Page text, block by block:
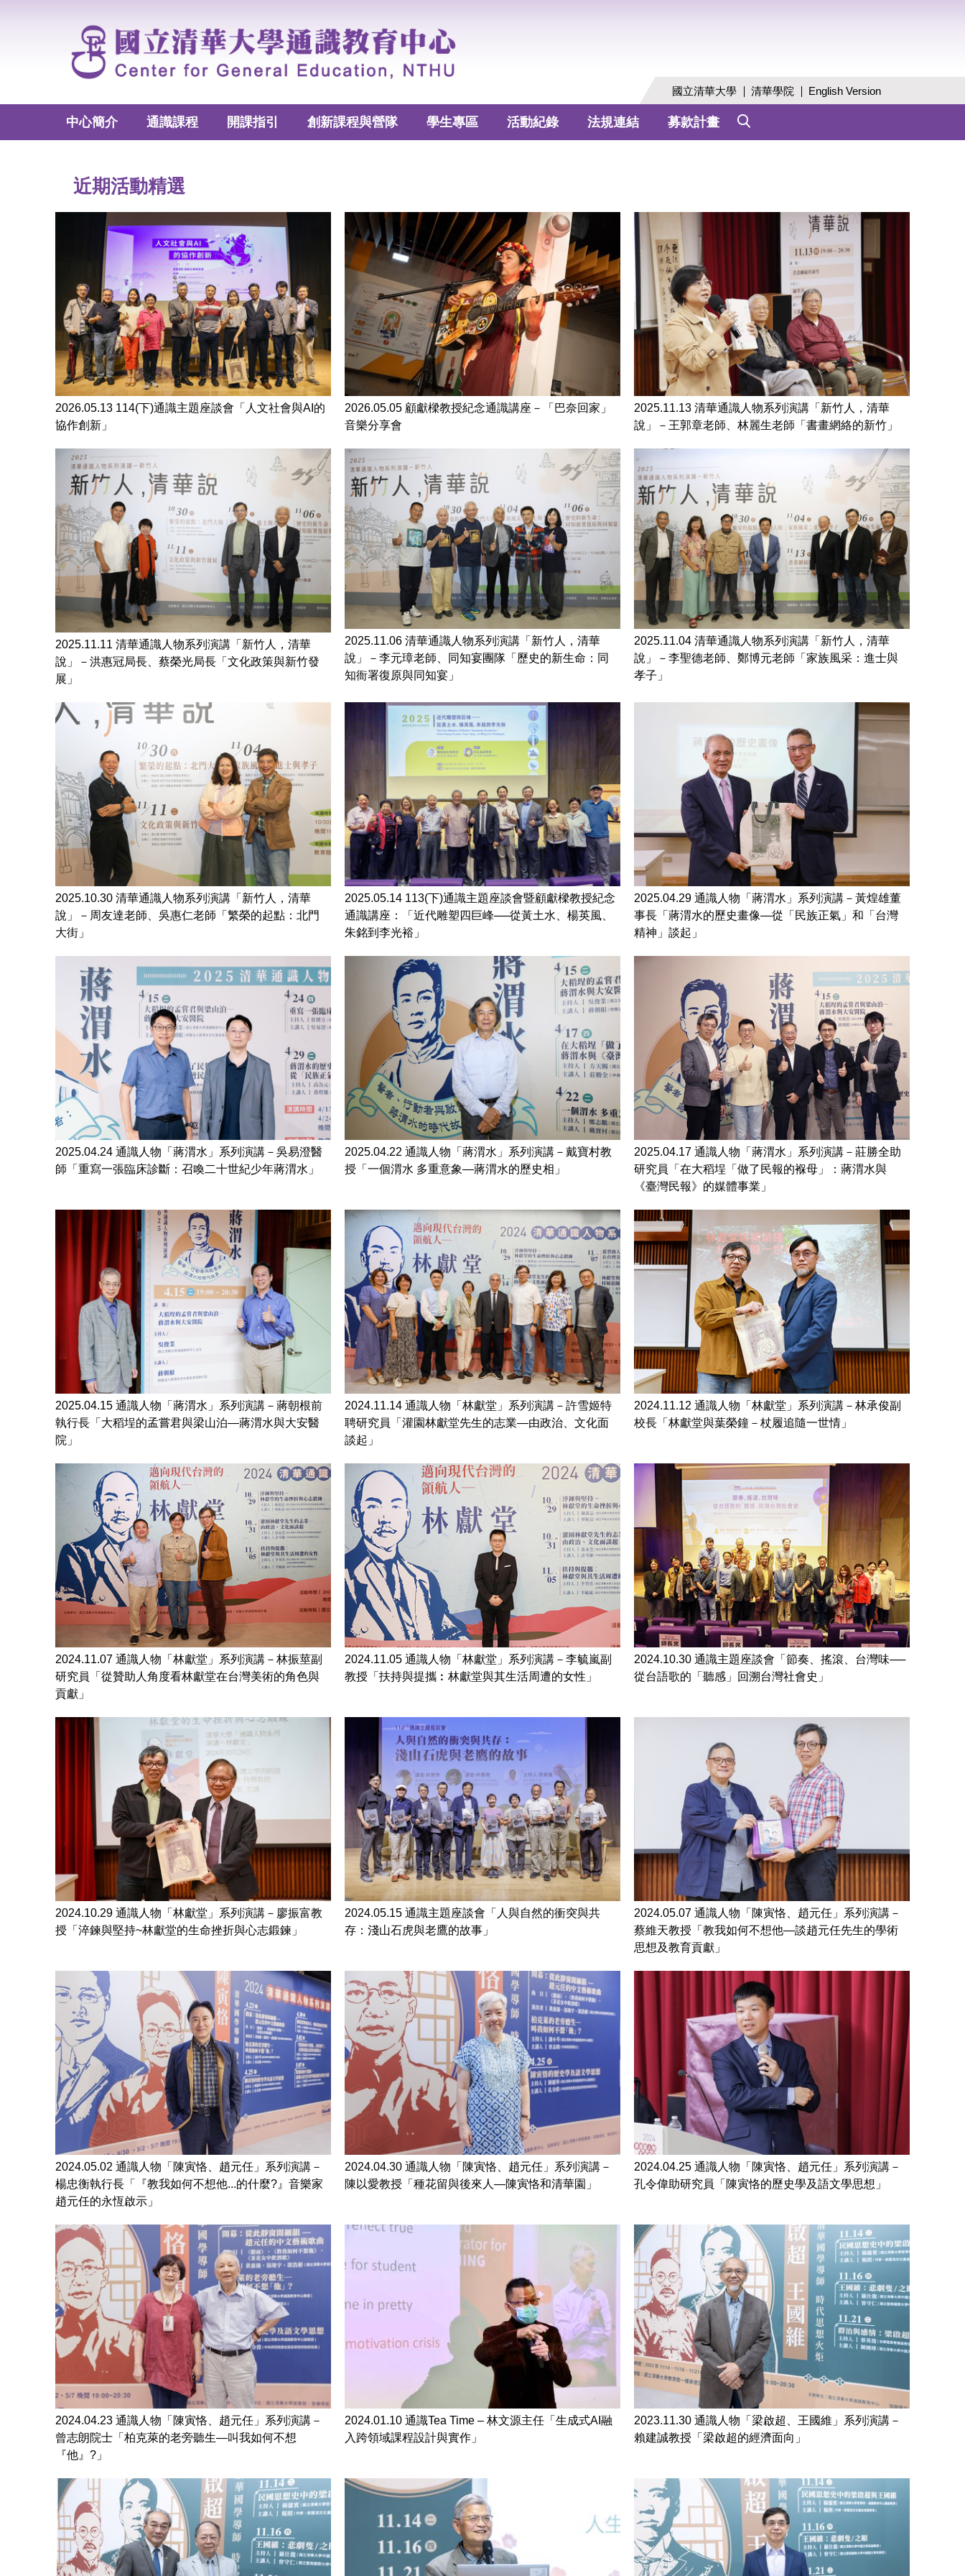
國立清華大學 清華學院 English Version
中心簡介 通識課程 開課指引 創新課程與營隊 學生專區 活動紀錄 法規連結 募款計畫
近期活動精選
2026.05.13 114(下)通識主題座談會「人文社會與AI的
協作創新」
2026.05.05 顧獻樑教授紀念通識講座－「巴奈回家」
音樂分享會
2025.11.13 清華通識人物系列演講「新竹人，清華
說」－王郭章老師、林麗生老師「書畫網絡的新竹」
2025.11.11 清華通識人物系列演講「新竹人，清華
說」－洪惠冠局長、蔡榮光局長「文化政策與新竹發
展」
2025.11.06 清華通識人物系列演講「新竹人，清華
說」－李元璋老師、同知宴團隊「歷史的新生命：同
知衙署復原與同知宴」
2025.11.04 清華通識人物系列演講「新竹人，清華
說」－李聖德老師、鄭博元老師「家族風采：進士與
孝子」
2025.10.30 清華通識人物系列演講「新竹人，清華
說」－周友達老師、吳惠仁老師「繁榮的起點：北門
大街」
2025.05.14 113(下)通識主題座談會暨顧獻樑教授紀念
通識講座：「近代雕塑四巨峰──從黃土水、楊英風、
朱銘到李光裕」
2025.04.29 通識人物「蔣渭水」系列演講－黃煌雄董
事長「蔣渭水的歷史畫像—從「民族正氣」和「台灣
精神」談起」
2025.04.24 通識人物「蔣渭水」系列演講－吳易澄醫
師「重寫一張臨床診斷：召喚二十世紀少年蔣渭水」
2025.04.22 通識人物「蔣渭水」系列演講－戴寶村教
授「一個渭水 多重意象—蔣渭水的歷史相」
2025.04.17 通識人物「蔣渭水」系列演講－莊勝全助
研究員「在大稻埕「做了民報的褓母」：蔣渭水與
《臺灣民報》的媒體事業」
2025.04.15 通識人物「蔣渭水」系列演講－蔣朝根前
執行長「大稻埕的孟嘗君與梁山泊—蔣渭水與大安醫
院」
2024.11.14 通識人物「林獻堂」系列演講－許雪姬特
聘研究員「灌園林獻堂先生的志業—由政治、文化面
談起」
2024.11.12 通識人物「林獻堂」系列演講－林承俊副
校長「林獻堂與葉榮鐘－杖履追隨一世情」
2024.11.07 通識人物「林獻堂」系列演講－林振莖副
研究員「從贊助人角度看林獻堂在台灣美術的角色與
貢獻」
2024.11.05 通識人物「林獻堂」系列演講－李毓嵐副
教授「扶持與提攜︰林獻堂與其生活周遭的女性」
2024.10.30 通識主題座談會「節奏、搖滾、台灣味──
從台語歌的「聽感」回溯台灣社會史」
2024.10.29 通識人物「林獻堂」系列演講－廖振富教
授「淬鍊與堅持~林獻堂的生命挫折與心志鍛鍊」
2024.05.15 通識主題座談會「人與自然的衝突與共
存：淺山石虎與老鷹的故事」
2024.05.07 通識人物「陳寅恪、趙元任」系列演講－
蔡維天教授「教我如何不想他—談趙元任先生的學術
思想及教育貢獻」
2024.05.02 通識人物「陳寅恪、趙元任」系列演講－
楊忠衡執行長「『教我如何不想他...的什麼?』音樂家
趙元任的永恆啟示」
2024.04.30 通識人物「陳寅恪、趙元任」系列演講－
陳以愛教授「種花留與後來人—陳寅恪和清華園」
2024.04.25 通識人物「陳寅恪、趙元任」系列演講－
孔令偉助研究員「陳寅恪的歷史學及語文學思想」
2024.04.23 通識人物「陳寅恪、趙元任」系列演講－
曾志朗院士「柏克萊的老旁聽生—叫我如何不想
『他』?」
2024.01.10 通識Tea Time – 林文源主任「生成式AI融
入跨領域課程設計與實作」
2023.11.30 通識人物「梁啟超、王國維」系列演講－
賴建誠教授「梁啟超的經濟面向」